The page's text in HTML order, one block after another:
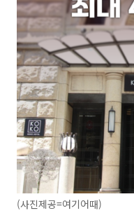
(사진제공=여기어때)